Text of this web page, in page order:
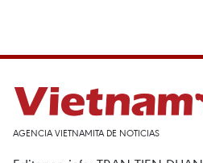
AGENCIA VIETNAMITA DE NOTICIAS